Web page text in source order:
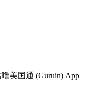
美国通 (Guruin) App